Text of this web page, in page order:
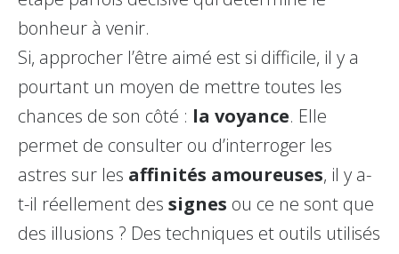
bonheur à venir.
Si, approcher l’être aimé est si difficile, il y a
pourtant un moyen de mettre toutes les
chances de son côté : la voyance. Elle
permet de consulter ou d’interroger les
astres sur les affinités amoureuses, il y a-
t-il réellement des signes ou ce ne sont que
des illusions ? Des techniques et outils utilisés